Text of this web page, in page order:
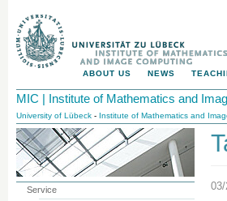
ABOUT US NEWS
MIC | Institute of Mathematics and
University of Lübeck - Institute of Mathematics and
Service